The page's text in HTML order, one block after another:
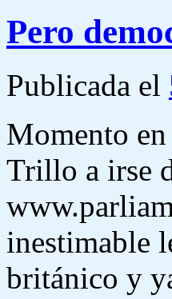
Pero
Publicada el
Momento
Trillo a irse
inestimable
británico y